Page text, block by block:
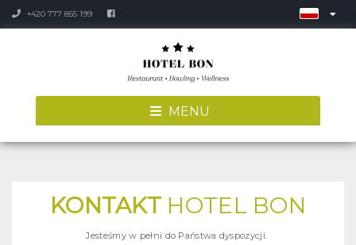
+420 777 855 199
MENU
KONTAKT HOTEL BON
Jesteśmy w pełni do Państwa dyspozycji.